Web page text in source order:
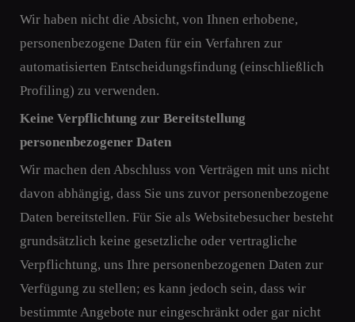
Wir haben nicht die Absicht, von Ihnen erhobene,
personenbezogene Daten für ein Verfahren zur
automatisierten Entscheidungsfindung (einschließlich
Profiling) zu verwenden.
Keine Verpflichtung zur Bereitstellung
personenbezogener Daten
Wir machen den Abschluss von Verträgen mit uns nicht
davon abhängig, dass Sie uns zuvor personenbezogene
Daten bereitstellen. Für Sie als Websitebesucher besteht
grundsätzlich keine gesetzliche oder vertragliche
Verpflichtung, uns Ihre personenbezogenen Daten zur
Verfügung zu stellen; es kann jedoch sein, dass wir
bestimmte Angebote nur eingeschränkt oder gar nicht